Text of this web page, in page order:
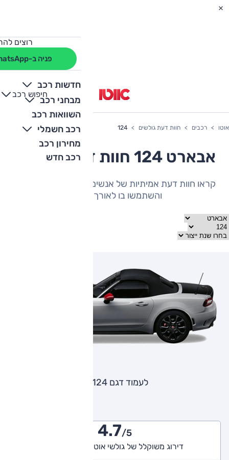
רוצים
פניה ב-WhatsApp
חדשות רכב
מבחני רכב
השוואות רכב
רכב חשמלי
מחירון רכב
רכב חדש
חיפוש רכב
+
-
אוטו רכבים חוות דעת גולשים 124
אבארט 124 חוות דעת גולשים
קראו חוות דעת אמיתיות של אנשים שהיה להם את הרכב
והשתמשו בו לאורך תקופה
לעמוד דגם 124
4.7/5
דירוג משוקלל של גולשי אוטו (3 חוות דעת)